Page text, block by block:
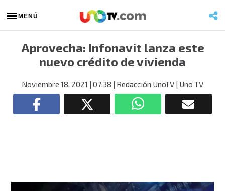
MENÚ
Aprovecha: Infonavit lanza este
nuevo crédito de vivienda
Noviembre 18, 2021 | 07:38 | Redacción UnoTV | Uno TV